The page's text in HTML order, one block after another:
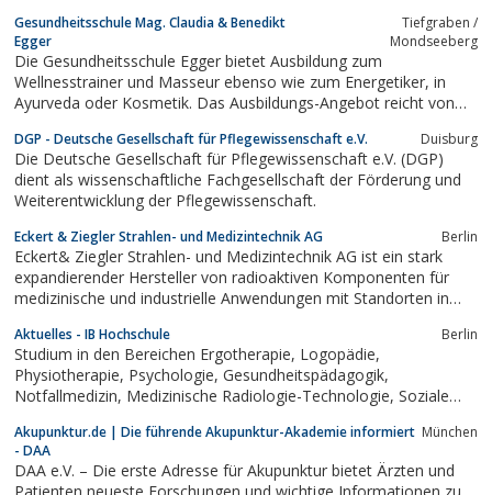
Gesundheitsschule Mag. Claudia & Benedikt
Egger
Tiefgraben /
Mondseeberg
Die Gesundheitsschule Egger bietet Ausbildung zum
Wellnesstrainer und Masseur ebenso wie zum Energetiker, in
Ayurveda oder Kosmetik. Das Ausbildungs-Angebot reicht von
Wellnessprofi.
DGP - Deutsche Gesellschaft für Pflegewissenschaft e.V. Duisburg
Die Deutsche Gesellschaft für Pflegewissenschaft e.V. (DGP)
dient als wissenschaftliche Fachgesellschaft der Förderung und
Weiterentwicklung der Pflegewissenschaft.
Eckert & Ziegler Strahlen- und Medizintechnik AG Berlin
Eckert& Ziegler Strahlen- und Medizintechnik AG ist ein stark
expandierender Hersteller von radioaktiven Komponenten für
medizinische und industrielle Anwendungen mit Standorten in
Aktuelles - IB Hochschule Berlin
Studium in den Bereichen Ergotherapie, Logopädie,
Physiotherapie, Psychologie, Gesundheitspädagogik,
Notfallmedizin, Medizinische Radiologie-Technologie, Soziale
Akupunktur.de | Die führende Akupunktur-Akademie informiert
- DAA
München
DAA e.V. – Die erste Adresse für Akupunktur bietet Ärzten und